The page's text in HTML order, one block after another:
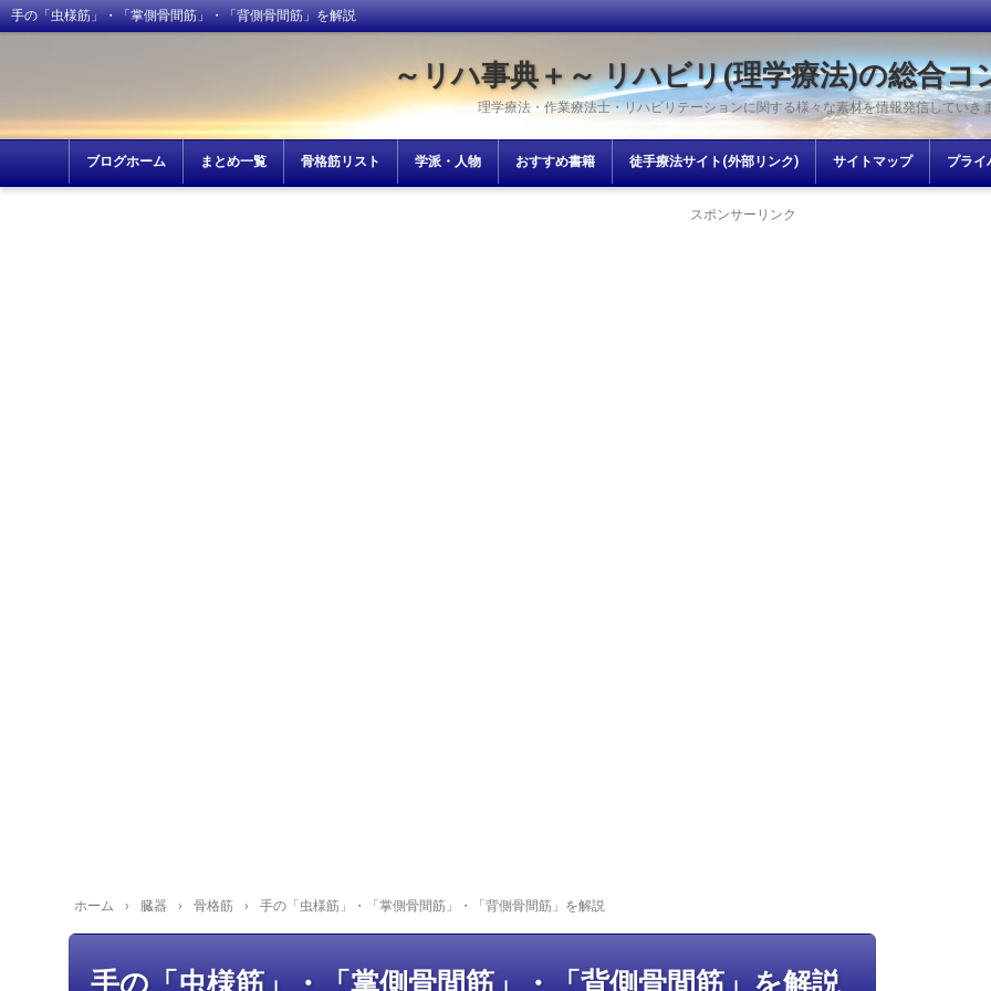
手の「虫様筋」・「掌側骨間筋」・「背側骨間筋」を解説
～リハ事典＋～ リハビリ(理学療法)の総合コ
理学療法・作業療法士・リハビリテーションに関する様々な素材を情報発信していき
ブログホーム まとめ一覧 骨格筋リスト 学派・人物 おすすめ書籍 徒手療法サイト(外部リンク) サイトマップ プライ
スポンサーリンク
ホーム › 臓器 › 骨格筋 › 手の「虫様筋」・「掌側骨間筋」・「背側骨間筋」を解説
手の「虫様筋」・「掌側骨間筋」・「背側骨間筋」を解説